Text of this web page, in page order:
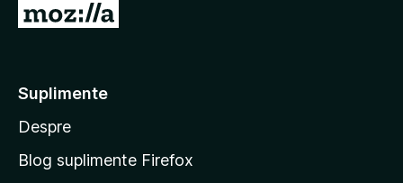
D
t
p
e
Suplimente
Despre
Blog suplimente Firefox